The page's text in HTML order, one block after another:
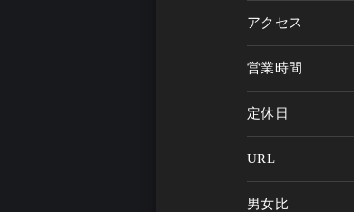
アクセス
営業時間
定休日
URL
男女比